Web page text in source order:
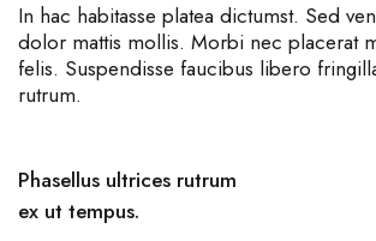
In hac habitasse platea dictumst. Sed
dolor mattis mollis. Morbi nec placerat
felis. Suspendisse faucibus libero
rutrum.
Phasellus ultrices rutrum
ex ut tempus.